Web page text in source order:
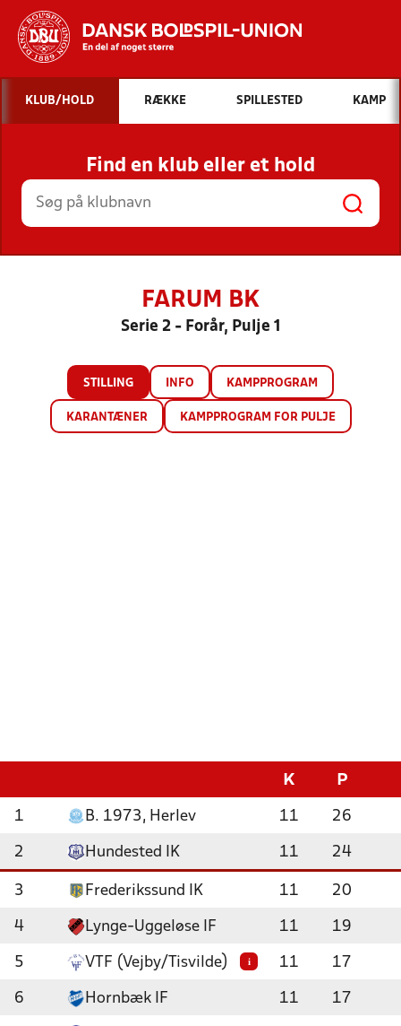
Hvad vil du søge efter?
INDHOLD OG NYHEDER
STILLINGER, RESULTATER, KLUBBER OG
HOLD
KLUB/HOLD RÆKKE SPILLESTED KAMP
Find en klub eller et hold
FARUM BK
Serie 2 - Forår, Pulje 1
STILLING INFO KAMPPROGRAM
KARANTÆNER KAMPPROGRAM FOR PULJE
K P
1 B. 1973, Herlev 11 26
2 Hundested IK 11 24
3 Frederikssund IK 11 20
4 Lynge-Uggeløse IF 11 19
5 VTF (Vejby/Tisvilde) i 11 17
6 Hornbæk IF 11 17